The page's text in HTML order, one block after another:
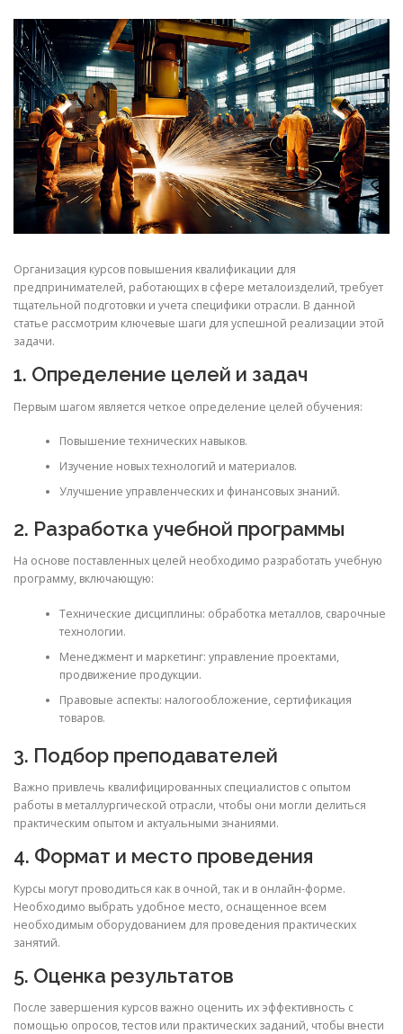
СТАТЬИ
Организация курсов повышения квалификации для
предпринимателей, работающих в сфере металоизделий, требует
тщательной подготовки и учета специфики отрасли. В данной
статье рассмотрим ключевые шаги для успешной реализации этой
задачи.
1. Определение целей и задач
Первым шагом является четкое определение целей обучения:
Повышение технических навыков.
Изучение новых технологий и материалов.
Улучшение управленческих и финансовых знаний.
2. Разработка учебной программы
На основе поставленных целей необходимо разработать учебную
программу, включающую:
Технические дисциплины: обработка металлов, сварочные
технологии.
Менеджмент и маркетинг: управление проектами,
продвижение продукции.
Правовые аспекты: налогообложение, сертификация
товаров.
3. Подбор преподавателей
Важно привлечь квалифицированных специалистов с опытом
работы в металлургической отрасли, чтобы они могли делиться
практическим опытом и актуальными знаниями.
4. Формат и место проведения
Курсы могут проводиться как в очной, так и в онлайн-форме.
Необходимо выбрать удобное место, оснащенное всем
необходимым оборудованием для проведения практических
занятий.
5. Оценка результатов
После завершения курсов важно оценить их эффективность с
помощью опросов, тестов или практических заданий, чтобы внести